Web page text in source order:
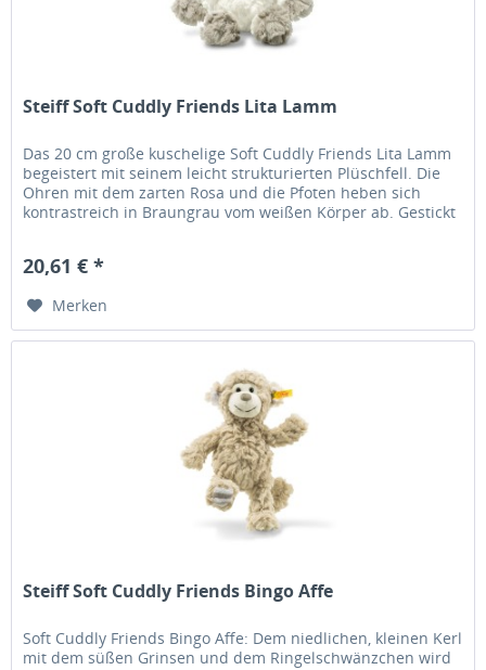
Steiff Soft Cuddly Friends Lita Lamm
Das 20 cm große kuschelige Soft Cuddly Friends Lita Lamm
begeistert mit seinem leicht strukturierten Plüschfell. Die
Ohren mit dem zarten Rosa und die Pfoten heben sich
kontrastreich in Braungrau vom weißen Körper ab. Gestickt
20,61 € *
Merken
Steiff Soft Cuddly Friends Bingo Affe
Soft Cuddly Friends Bingo Affe: Dem niedlichen, kleinen Kerl
mit dem süßen Grinsen und dem Ringelschwänzchen wird